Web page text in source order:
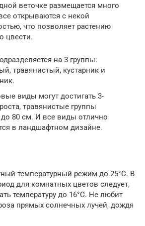
веточке размещается много
открываются с некой
что позволяет растению
цвести.
на 3 группы:
травянистый, кустарник и
виды могут достигать 3-
травянистые группы
80 см. И все виды отлично
в ландшафтном дизайне.
температурный режим до 25°C. В
для комнатных цветов следует,
температуру до 16°C. Не любит
прямых солнечных лучей, дождя